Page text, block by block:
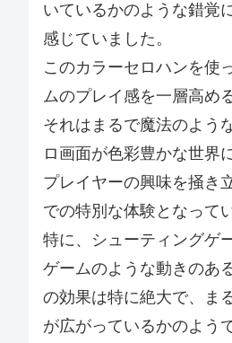
いているかのような錯覚
感じていました。
このカラーセロハンを使
ムのプレイ感を一層高め
それはまるで魔法のよう
ロ画面が色彩豊かな世界
プレイヤーの興味を掻き
での特別な体験となって
特に、シューティングゲ
ゲームのような動きのあ
の効果は特に絶大で、ま
が広がっているかのよう